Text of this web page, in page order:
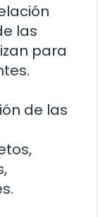
las
para
de las